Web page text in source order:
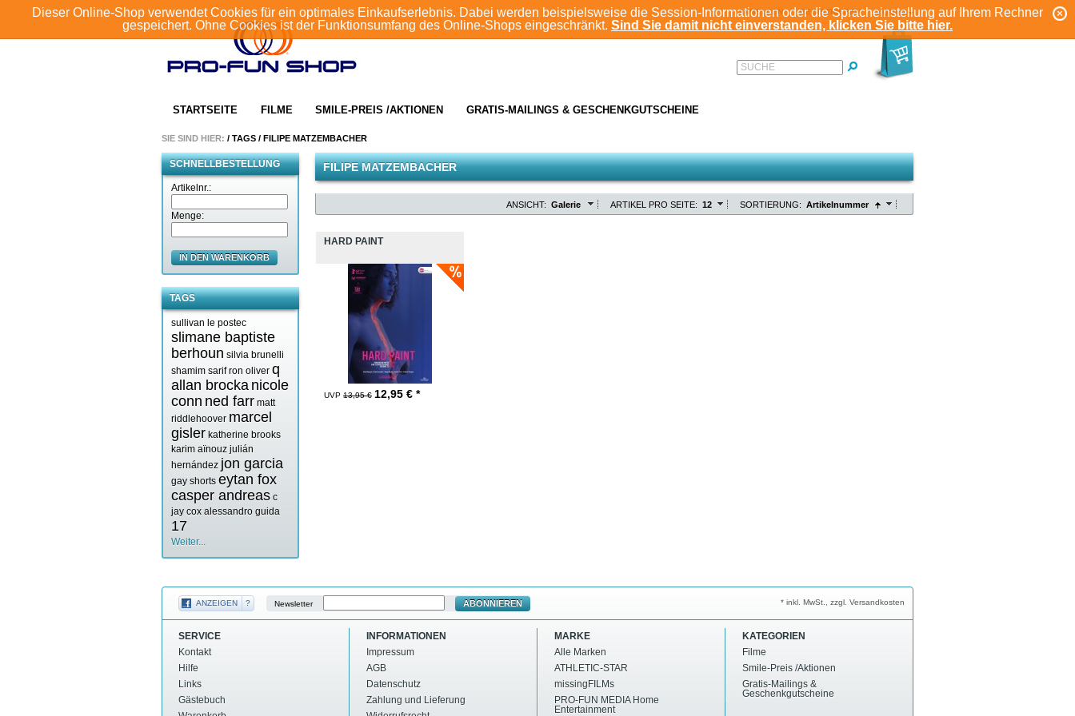
Dieser Online-Shop verwendet Cookies für ein optimales Einkaufserlebnis. Dabei werden beispielsweise die Session-Informationen oder die Spracheinstellung auf Ihrem Rechner
gespeichert. Ohne Cookies ist der Funktionsumfang des Online-Shops eingeschränkt. Sind Sie damit nicht einverstanden, klicken Sie bitte hier.
KONTO
ANMELDEN REGISTRIEREN
STARTSEITE FILME SMILE-PREIS /AKTIONEN GRATIS-MAILINGS & GESCHENKGUTSCHEINE
SUCHE
SIE SIND HIER: / TAGS / FILIPE MATZEMBACHER
SCHNELLBESTELLUNG
Artikelnr.:
Menge:
IN DEN WARENKORB
TAGS
sullivan le postec
slimane baptiste
berhoun silvia brunelli
shamim sarif ron oliver q
allan brocka nicole
conn ned farr matt
riddlehoover marcel
gisler katherine brooks
karim aïnouz julián
hernández jon garcia
gay shorts eytan fox
casper andreas c
jay cox alessandro guida
17
Weiter...
FILIPE MATZEMBACHER
SORTIERUNG: Artikelnummer
ARTIKEL PRO SEITE: 12
ANSICHT: Galerie
HARD PAINT
UVP 13,95 € 12,95 € *
ANZEIGEN ? Newsletter ABONNIEREN * inkl. MwSt., zzgl. Versandkosten
SERVICE
Kontakt
Hilfe
Links
Gästebuch
INFORMATIONEN
Impressum
AGB
Datenschutz
Zahlung und Lieferung
MARKE
Alle Marken
ATHLETIC-STAR
missingFILMs
PRO-FUN MEDIA Home
Entertainment
KATEGORIEN
Filme
Smile-Preis /Aktionen
Gratis-Mailings &
Geschenkgutscheine